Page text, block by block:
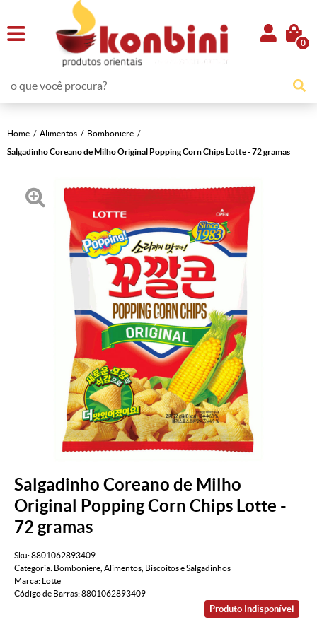
0
Home Alimentos
Bomboniere
Salgadinho Coreano de Milho Original Popping Corn Chips Lotte - 72 gramas
Salgadinho Coreano de Milho
Original Popping Corn Chips Lotte -
72 gramas
Sku:8801062893409
Categoria: Bomboniere Alimentos Biscoitos e Salgadinhos
Marca:
Lotte
Código de Barras:8801062893409
Produto Indisponível